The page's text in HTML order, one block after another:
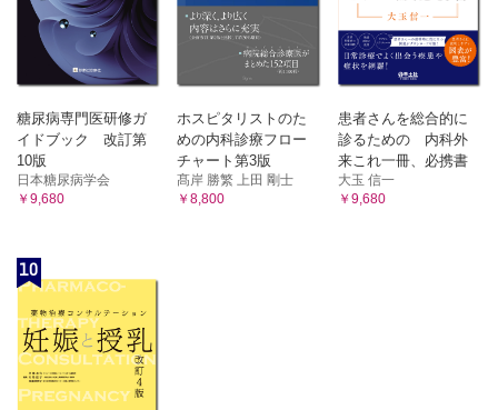
糖尿病専門医研修ガ
イドブック 改訂第
10版
日本糖尿病学会
￥9,680
ホスピタリストのた
めの内科診療フロー
チャート第3版
髙岸 勝繁 上田 剛士
￥8,800
患者さんを総合的に
診るための 内科外
来これ一冊、必携書
大玉 信一
￥9,680
10